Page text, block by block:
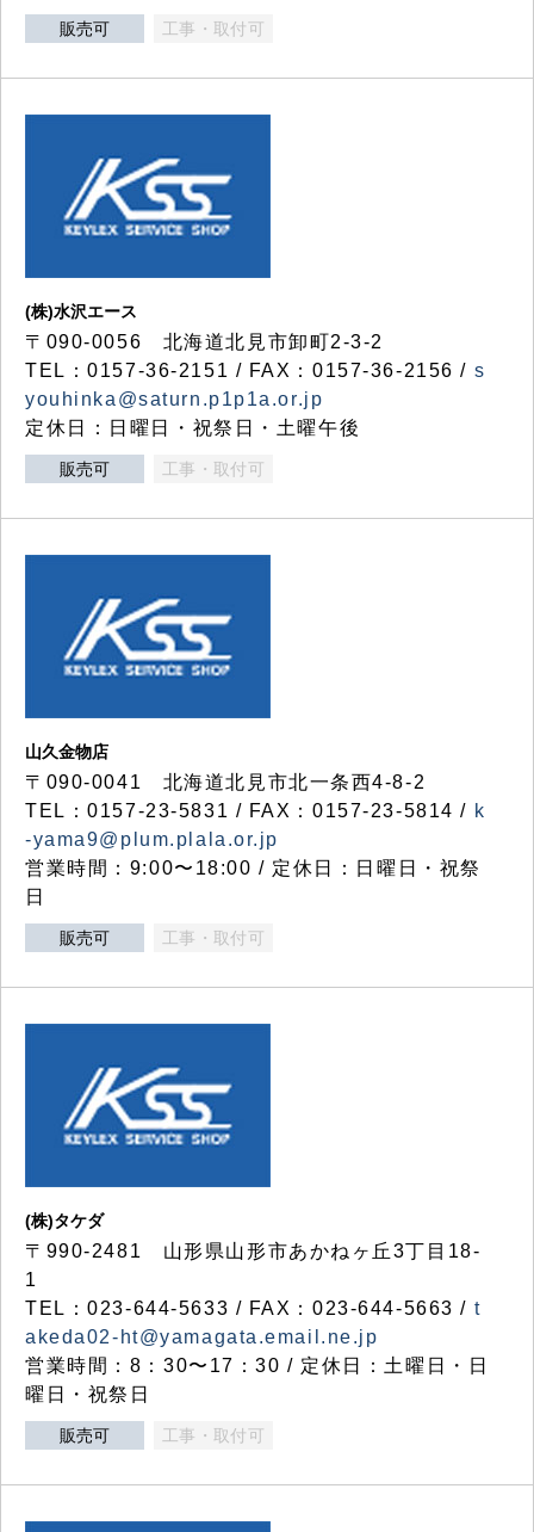
販売可 工事・取付可
(株)水沢エース
〒090-0056 北海道北見市卸町2-3-2
TEL：0157-36-2151 / FAX：0157-36-2156 / s
youhinka@saturn.p1p1a.or.jp
定休日：日曜日・祝祭日・土曜午後
販売可 工事・取付可
山久金物店
〒090-0041 北海道北見市北一条西4-8-2
TEL：0157-23-5831 / FAX：0157-23-5814 / k
-yama9@plum.plala.or.jp
営業時間：9:00〜18:00 / 定休日：日曜日・祝祭
日
販売可 工事・取付可
(株)タケダ
〒990-2481 山形県山形市あかねヶ丘3丁目18-
1
TEL：023-644-5633 / FAX：023-644-5663 / t
akeda02-ht@yamagata.email.ne.jp
営業時間：8：30〜17：30 / 定休日：土曜日・日
曜日・祝祭日
販売可 工事・取付可